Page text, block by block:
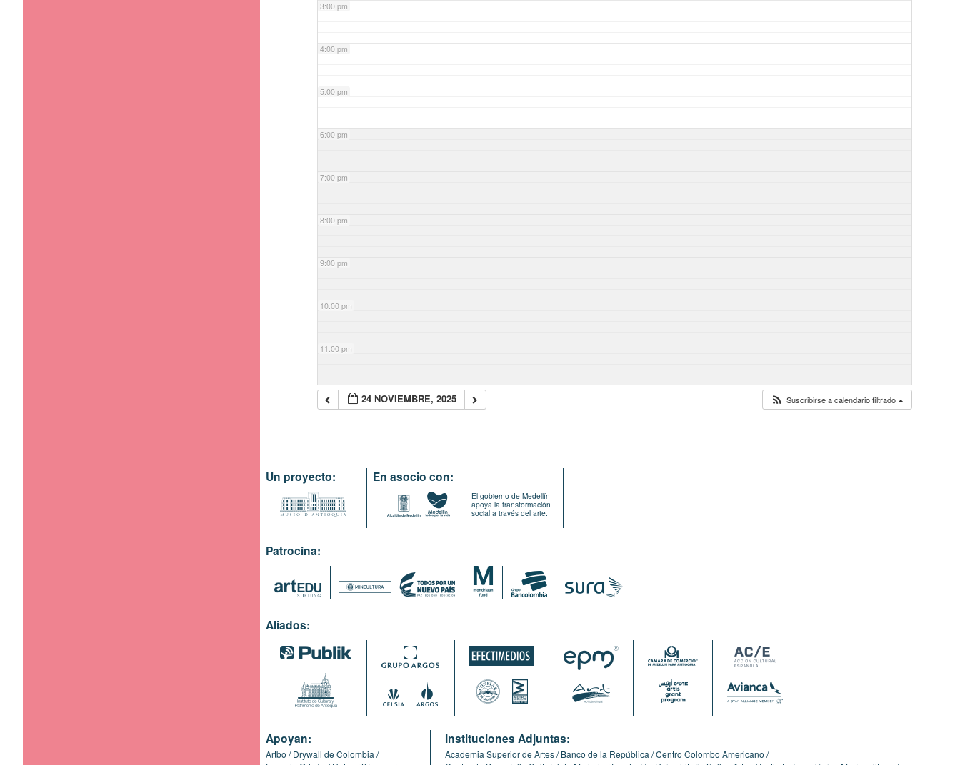
3:00 pm
4:00 pm
5:00 pm
6:00 pm
7:00 pm
8:00 pm
9:00 pm
10:00 pm
11:00 pm
24 NOVIEMBRE, 2025 Suscribirse a calendario filtrado
Un proyecto: En asocio con:
El gobierno de Medellín
apoya la transformación
social a través del arte.
Patrocina:
Aliados:
Apoyan:
Artbo
Drywall de Colombia
Instituciones Adjuntas:
Academia Superior de Artes Banco de la República Centro Colombo Americano